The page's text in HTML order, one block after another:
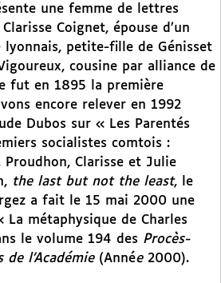
une femme de lettres
Coignet, épouse d’un
petite-fille de Génisset
cousine par alliance de
fut en 1895 la première
encore relever en 1992
Dubos sur « Les Parentés
socialistes comtois :
Proudhon, Clarisse et Julie
the last but not the least, le
a fait le 15 mai 2000 une
métaphysique de Charles
le volume 194 des Procès-
l’Académie (Année 2000).